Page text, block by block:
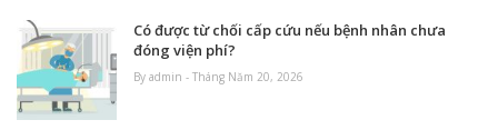
Có được từ chối cấp cứu nếu bệnh nhân chưa
đóng viện phí?
By admin - Tháng Năm 20, 2026